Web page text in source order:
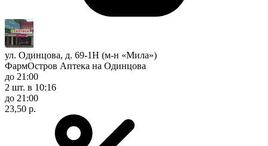
ул. Одинцова, д. 69-1Н (м-н «Мила»)
ФармОстров Аптека на Одинцова
до 21:00
2 шт. в 10:16
до 21:00
23,50 р.